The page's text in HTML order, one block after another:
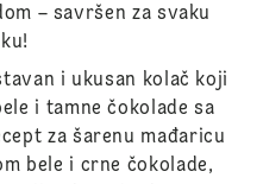
– savršen za svaku
i ukusan kolač koji
i tamne čokolade sa
za šarenu mađaricu
bele i crne čokolade,